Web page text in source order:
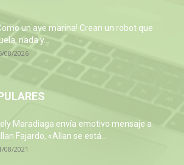
un ave marina! Crean un robot que
nada y...
08/2026
Maradiaga envía emotivo mensaje a
Fajardo, «Allan se está...
08/2021